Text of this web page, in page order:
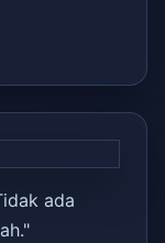
ada